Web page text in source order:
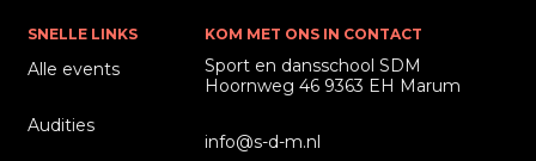
SNELLE LINKS
Alle events
Audities
KOM MET ONS IN CONTACT
Sport en dansschool SDM
Hoornweg 46 9363 EH Marum
info@s-d-m.nl